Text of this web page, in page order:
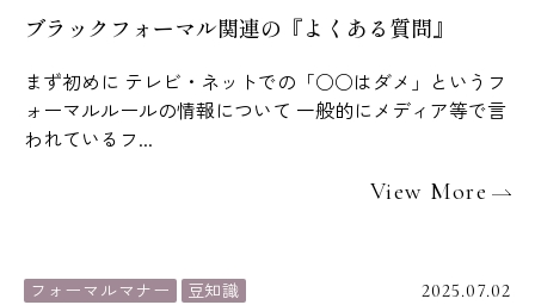
ブラックフォーマル関連の『よくある質問』
まず初めに テレビ・ネットでの「○○はダメ」というフ
ォーマルルールの情報について 一般的にメディア等で言
われているフ...
View More
フォーマルマナー 豆知識 2025.07.02